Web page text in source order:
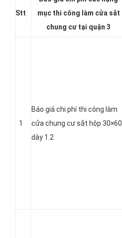
Stt
mục thi công làm cửa sắt
chung cư tại quận 3
1
Báo giá chi phí thi công làm
cửa chung cư sắt hộp 30×60
dày 1.2